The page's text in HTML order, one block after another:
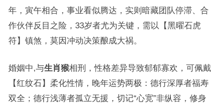
年，寅午相合，事业看似腾达，实则暗藏团队停滞、合
作伙伴反目之险，33岁者尤为关键，需以【黑曜石虎
符】镇煞，莫因冲动决策酿成大祸。
婚姻中,与生肖猴相刑，性格差异导致郁郁寡欢，可佩戴
【红纹石】柔化性情，晚年运势两极：德行深厚者福寿
双全；德行浅薄者孤立无援，切记“心宽”非纵容，修身